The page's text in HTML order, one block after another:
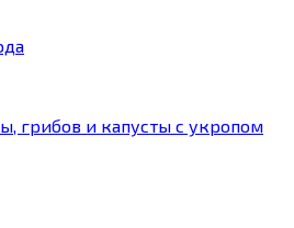
грибов и капусты с укропом